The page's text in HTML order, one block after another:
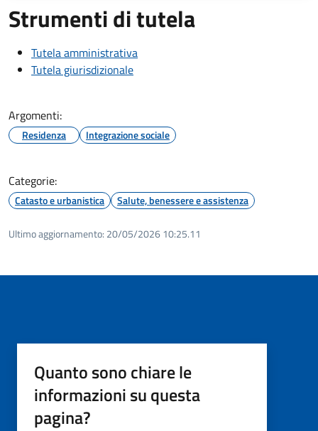
Strumenti di tutela
Tutela amministrativa
Tutela giurisdizionale
Argomenti:
Residenza Integrazione sociale
Categorie:
Catasto e urbanistica Salute, benessere e assistenza
Ultimo aggiornamento: 20/05/2026 10:25.11
Quanto sono chiare le
informazioni su questa
pagina?